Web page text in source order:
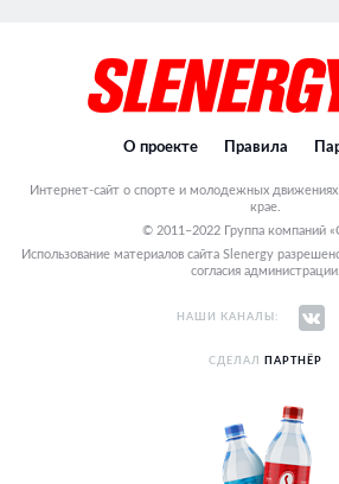
О проекте Правила
Интернет-сайт о спорте и молодежных
крае.
© 2011–2022 Группа компаний
Использование материалов сайта Slenergy
согласия администрации.
НАШИ КАНАЛЫ:
СДЕЛАЛ ПАРТНЁР